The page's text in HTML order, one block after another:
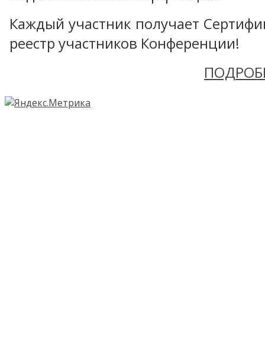
Каждый участник получает
реестр участников Конференции!